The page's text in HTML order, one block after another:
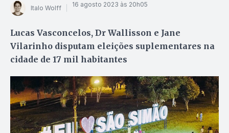
Italo Wolff 16 agosto 2023 às 20h05
Lucas Vasconcelos, Dr Wallisson e Jane
Vilarinho disputam eleições suplementares na
cidade de 17 mil habitantes